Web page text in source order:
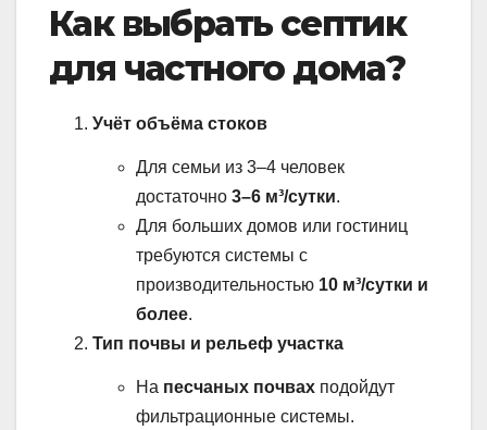
Как выбрать септик
для частного дома?
Учёт объёма стоков
Для семьи из 3–4 человек
достаточно 3–6 м³/сутки.
Для больших домов или гостиниц
требуются системы с
производительностью 10 м³/сутки и
более.
Тип почвы и рельеф участка
На песчаных почвах подойдут
фильтрационные системы.